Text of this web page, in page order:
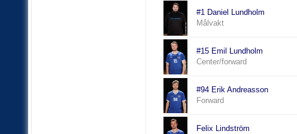
#1 Daniel Lundholm
Målvakt
#15 Emil Lundholm
Center/forward
#94 Erik Andreasson
Forward
Felix Lindström